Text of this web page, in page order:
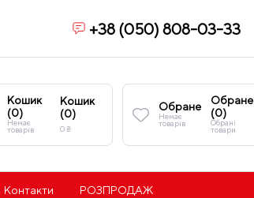
+38 (050) 808-03-33
Кошик
(0)
Немає
товарів
Кошик
(0)
0₴
Обране
Немає
товарів
Обране
(0)
Обрані
товари
Контакти РОЗПРОДАЖ